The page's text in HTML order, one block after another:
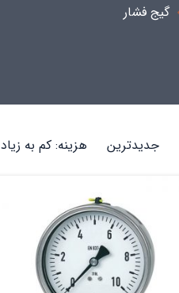
گیج فشار
جدیدترین هزینه: کم به زیاد